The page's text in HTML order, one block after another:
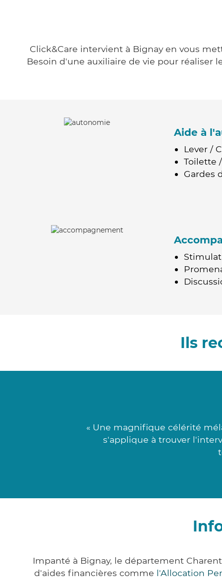
Click&Care intervient à Bignay en vous
Besoin d'une auxiliaire de vie pour réaliser
Aide à
Lever /
Toilette
Gardes
Ils
« Une magnifique célérité
s'applique à trouver
Impanté à Bignay, le département
d'aides financières comme l'Allocation